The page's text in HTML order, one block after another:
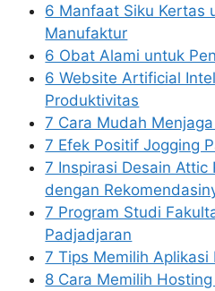
6 Manfaat Siku Kertas
Manufaktur
6 Obat Alami untuk
6 Website Artificial
Produktivitas
7 Cara Mudah
7 Efek Positif Jogging
7 Inspirasi Desain Attic
dengan
7 Program Studi
Padjadjaran
7 Tips Memilih Aplikasi
8 Cara Memilih